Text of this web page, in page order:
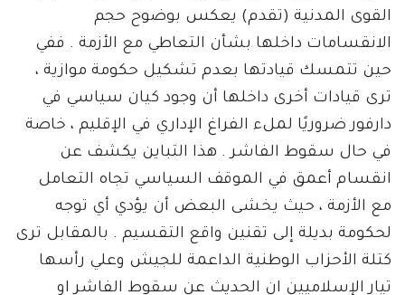
القوى المدنية (تقدم) يعكس بوضوح حجم
الانقسامات داخلها بشأن التعاطي مع الأزمة . ففي
حين تتمسك قيادتها بعدم تشكيل حكومة موازية ،
ترى قيادات أخرى داخلها أن وجود كيان سياسي في
دارفور ضروريًا لملء الفراغ الإداري في الإقليم ، خاصة
في حال سقوط الفاشر . هذا التباين يكشف عن
انقسام أعمق في الموقف السياسي تجاه التعامل
مع الأزمة ، حيث يخشى البعض أن يؤدي أي توجه
لحكومة بديلة إلى تقنين واقع التقسيم . بالمقابل ترى
كتلة الأحزاب الوطنية الداعمة للجيش وعلي رأسها
تيار الإسلاميين ان الحديث عن سقوط الفاشر او